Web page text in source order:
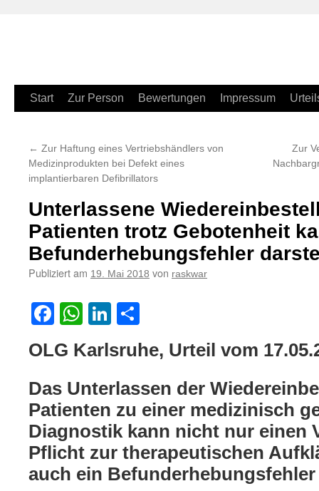
Zum
springen
Start Zur Person Bewertungen Impressum
← Zur Haftung eines Vertriebshändlers von
Medizinprodukten bei Defekt eines
implantierbaren Defibrillators
Zur
Unterlassene
Patienten trotz Gebotenheit
Befunderhebungsfehler
Publiziert am 19. Mai 2018 von raskwar
Facebook
WhatsApp
LinkedIn
OLG Karlsruhe, Urteil vom
Das Unterlassen der
Patienten zu einer medizinisch
Diagnostik kann nicht nur einen
Pflicht zur therapeutischen
auch ein